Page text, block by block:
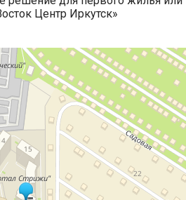
Центр Иркутск»